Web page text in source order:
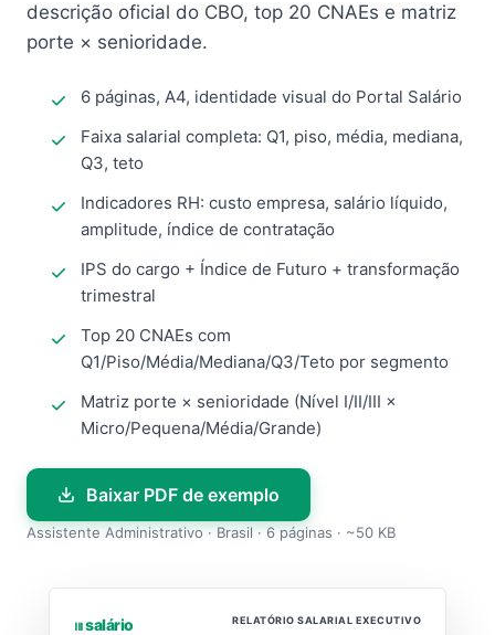
descrição oficial do CBO, top 20 CNAEs e matriz
porte × senioridade.
6 páginas, A4, identidade visual do Portal Salário
Faixa salarial completa: Q1, piso, média, mediana,
Q3, teto
Indicadores RH: custo empresa, salário líquido,
amplitude, índice de contratação
IPS do cargo + Índice de Futuro + transformação
trimestral
Top 20 CNAEs com
Q1/Piso/Média/Mediana/Q3/Teto por segmento
Matriz porte × senioridade (Nível I/II/III ×
Micro/Pequena/Média/Grande)
Baixar PDF de exemplo
Assistente Administrativo · Brasil · 6 páginas · ~50 KB
⏐⏐⏐ salário RELATÓRIO SALARIAL EXECUTIVO